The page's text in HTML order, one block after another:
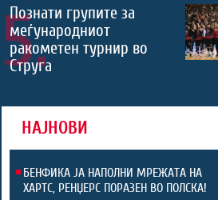
5.
Познати групите за
меѓународниот
ракометен турнир во
Струга
НАЈНОВИ
БЕНФИКА ЈА НАПОЛНИ МРЕЖАТА НА
ХАРТС, РЕНЏЕРС ПОРАЗЕН ВО ПОЛСКА!